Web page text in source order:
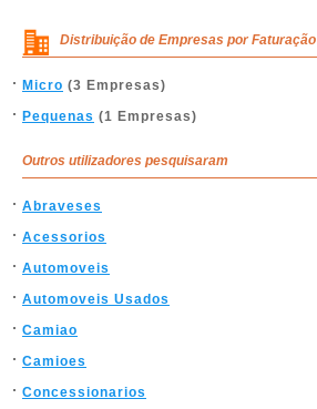
Distribuição de Empresas por Faturação
Micro (3 Empresas)
Pequenas (1 Empresas)
Outros utilizadores pesquisaram
Abraveses
Acessorios
Automoveis
Automoveis Usados
Camiao
Camioes
Concessionarios